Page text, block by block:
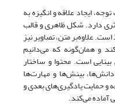
ایجاد علاقه و انگیزه به
دارد. شکل ظاهری و قالب
علاوه‌بر متن، تصاویر نیز
و همان‌گونه که می‌دانیم
است. محتوا و ساختار
بینش‌ها و مهارت‌ها
و حمایت یادگیری‌های بعدی و
آماده می‌کند.